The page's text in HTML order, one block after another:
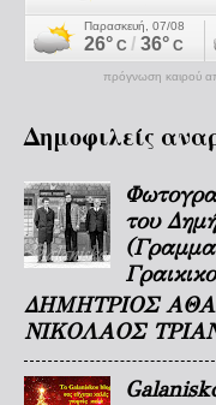
πρόγνωση καιρού
Δημοφιλείς
του
ΔΗΜΗΤΡΙΟΣ
ΝΙΚΟΛΑΟΣ